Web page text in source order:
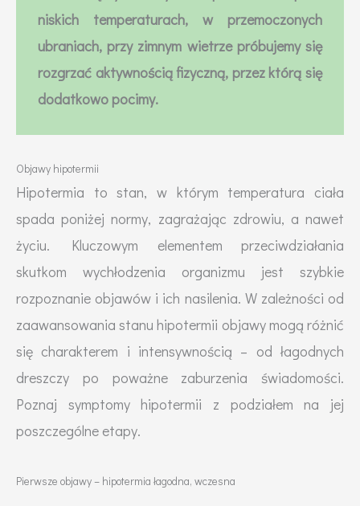
niskich temperaturach, w przemoczonych
ubraniach, przy zimnym wietrze próbujemy się
rozgrzać aktywnością fizyczną, przez którą się
dodatkowo pocimy.
Objawy hipotermii
Hipotermia to stan, w którym temperatura ciała
spada poniżej normy, zagrażając zdrowiu, a nawet
życiu. Kluczowym elementem przeciwdziałania
skutkom wychłodzenia organizmu jest szybkie
rozpoznanie objawów i ich nasilenia. W zależności od
zaawansowania stanu hipotermii objawy mogą różnić
się charakterem i intensywnością – od łagodnych
dreszczy po poważne zaburzenia świadomości.
Poznaj symptomy hipotermii z podziałem na jej
poszczególne etapy.
Pierwsze objawy – hipotermia łagodna, wczesna